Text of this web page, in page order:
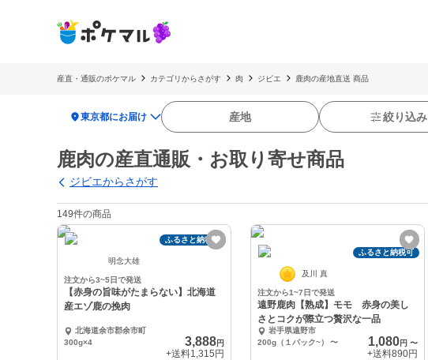
産直・通販のポケマル カテゴリからさがす 肉 ジビエ 鹿肉の産地直送 商品
location_on東京都にお届け 産地 絞り込み
鹿肉の産直通販・お取り寄せ商品
ジビエからさがす
149件の商品
ふるさと納税可
明念大雄
注文から3~5日で発送
【赤身の旨味がたまらない】北海道
産エゾ鹿の挽肉
北海道余市郡余市町
300g×4
3,888円
+送料1,315円
ふるさと納税可
及川 真
注文から1~7日で発送
遠野鹿肉【熟成】モモ 赤身の美し
さとコクが際立つ贅沢な一品
岩手県遠野市
200g（１パック~）
〜 1,080円 〜
+送料890円